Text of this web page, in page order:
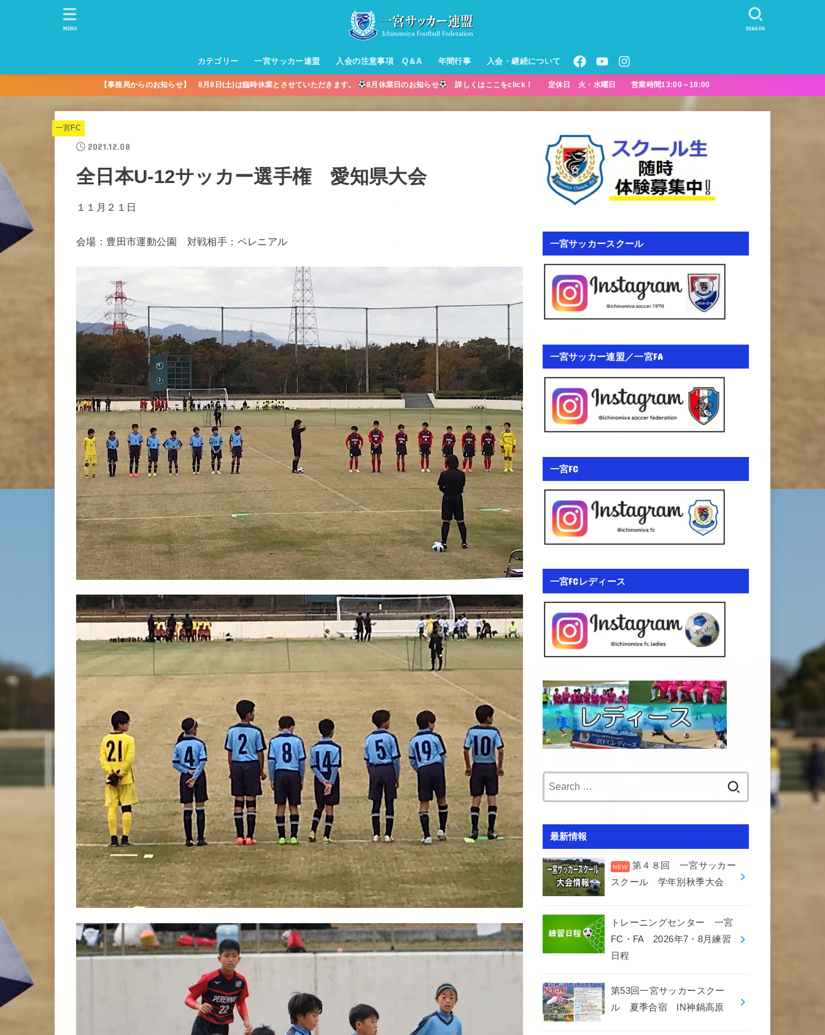
カテゴリー
一宮サッカースクール【小学生】
トレーニングセンター【小学生】
一宮FA
一宮FC
一宮ＦＣレディース
一宮サッカースクール【中学生】
中学生練習
一宮ＦＣＪＹ【中学生男子】
一宮ＦＣＪYレディース【中学生
女子】
幼児トレセン【年長・年中・年
少】
パパさんママさん
親子の部
社会人の部
コルボス 【シニア】
フットサル
コルボスリーグ
グレイセス
一宮サッカー連盟 入会の注意事項 Q＆A 年間行事 入会・継続について
SEARCH
MENU
【事務局からのお知らせ】 8月8日(土)は臨時休業とさせていただきます。 8月休業日のお知らせ 詳しくはここをclick！ 定休日 火・水曜日 営業時間13:00～18:00
一宮FC
2021.12.08
全日本U-12サッカー選手権 愛知県大会
１１月２１日
会場：豊田市運動公園 対戦相手：ペレニアル 一宮サッカースクール
一宮サッカー連盟／一宮FA
一宮FC
一宮FCレディース
最新情報
第４８回 一宮サッカー
スクール 学年別秋季大会
トレーニングセンター 一宮
FC・FA 2026年7・8月練習
日程
第53回一宮サッカースクー
ル 夏季合宿 IN神鍋高原